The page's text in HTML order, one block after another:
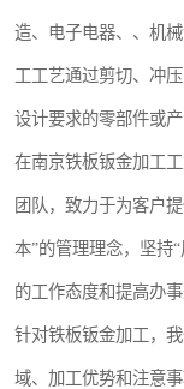
造、电子电器、、机
工工艺通过剪切、冲
设计要求的零部件或
在南京铁板钣金加工
团队，致力于为客户
本”的管理理念，坚持
的工作态度和提高办
针对铁板钣金加工，
域、加工优势和注意
激光切割钣金加